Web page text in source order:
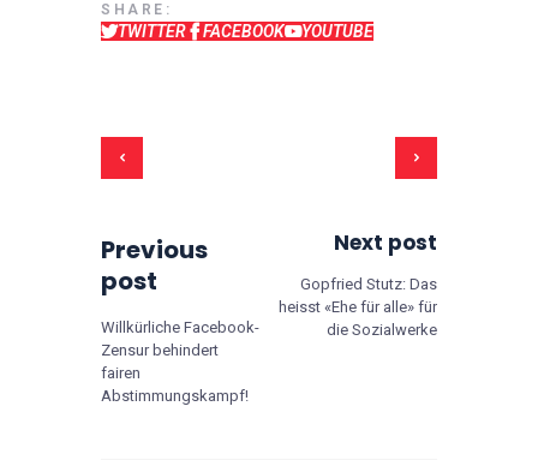
SHARE:
TWITTER FACEBOOK YOUTUBE
Previous
post
Willkürliche Facebook-
Zensur behindert
fairen
Abstimmungskampf!
Next post
Gopfried Stutz: Das
heisst «Ehe für alle» für
die Sozialwerke